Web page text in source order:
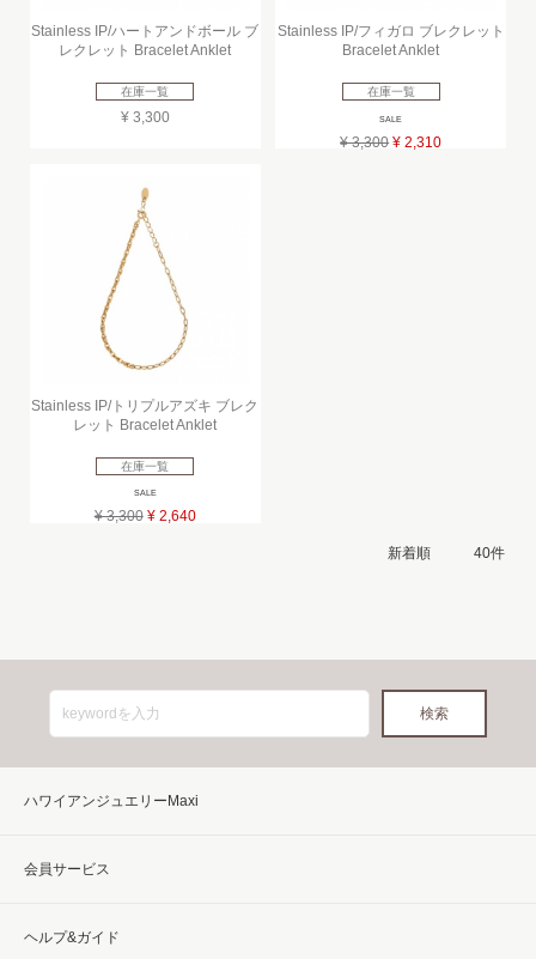
Stainless IP/ハートアンドボール ブ
レクレット Bracelet Anklet
在庫一覧
¥ 3,300
Stainless IP/フィガロ ブレクレット
Bracelet Anklet
在庫一覧
SALE
¥ 3,300 ¥ 2,310
Stainless IP/トリプルアズキ ブレク
レット Bracelet Anklet
在庫一覧
SALE
¥ 3,300 ¥ 2,640
ハワイアンジュエリーMaxi
会員サービス
ヘルプ&ガイド